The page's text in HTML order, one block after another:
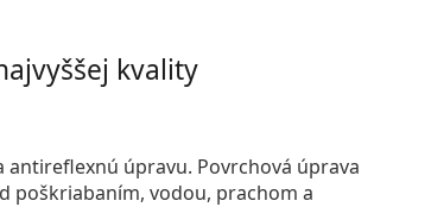
kvality
úpravu. Povrchová úprava
poškriabaním, vodou, prachom a